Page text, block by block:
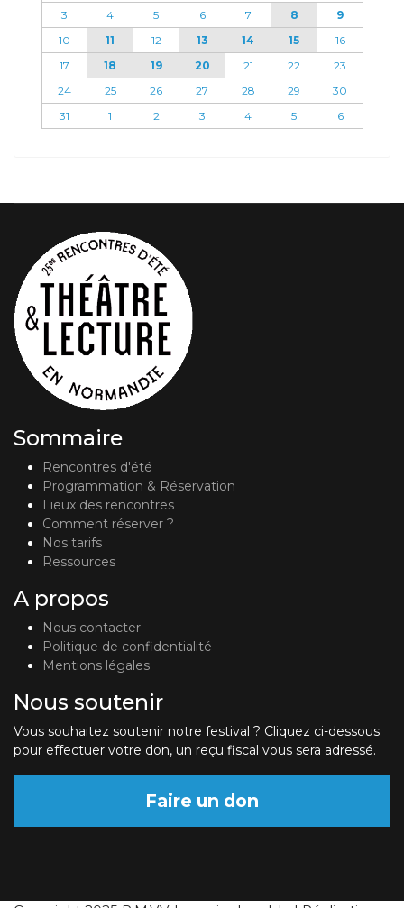
3
4 5 6 7 8
9
10
11 12 13 14 15
16
17
18 19 20 21 22
23
24
25 26 27 28 29
30
31
1 2 3 4 5 6
Sommaire
Rencontres d'été
Programmation & Réservation
Lieux des rencontres
Comment réserver ?
Nos tarifs
Ressources
A propos
Nous contacter
Politique de confidentialité
Mentions légales
Nous soutenir
Vous souhaitez soutenir notre festival ? Cliquez ci-dessous
pour effectuer votre don, un reçu fiscal vous sera adressé.
Faire un don